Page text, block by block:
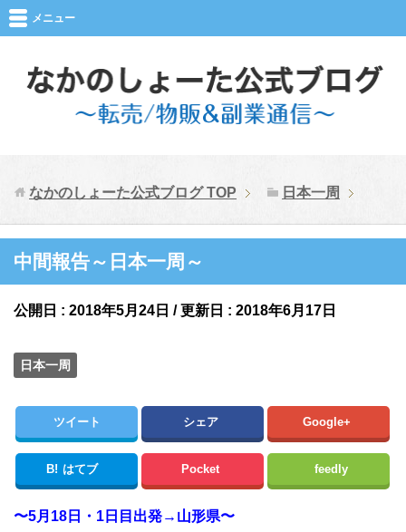
メニュー
なかのしょーた公式ブログTOP 日本一周
中間報告～日本一周～
公開日 : 2018年5月24日 / 更新日 : 2018年6月17日
日本一周
ツイート シェア Google+
B! はてブ Pocket feedly
〜5月18日・1日目出発→山形県〜